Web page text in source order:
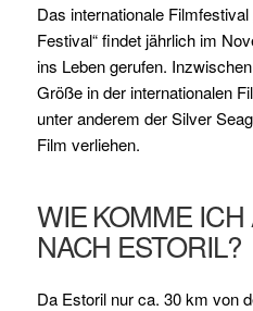
Das internationale
Festival“ findet jährlich im
ins Leben gerufen.
Größe in der internationalen
unter anderem der Silver
Film verliehen.
WIE KOMME
NACH ESTORIL?
Da Estoril nur ca. 30 km von